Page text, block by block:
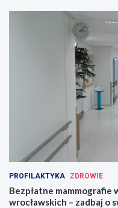
PROFILAKTYKA ZDROWIE
Bezpłatne mammografie
wrocławskich – zadbaj o